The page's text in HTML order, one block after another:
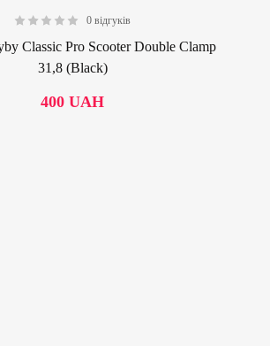
0 відгуків
Classic Pro Scooter Double Clamp
31,8 (Black)
400 UAH